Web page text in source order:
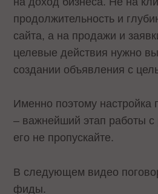
продолжительность и
сайта, а на продажи и
целевые действия нужно
создании объявления с
Именно поэтому настройка
– важнейший этап работы с
его не пропускайте.
В следующем видео
фиды.